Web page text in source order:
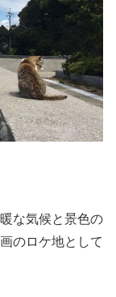
な気候と景色の
のロケ地として